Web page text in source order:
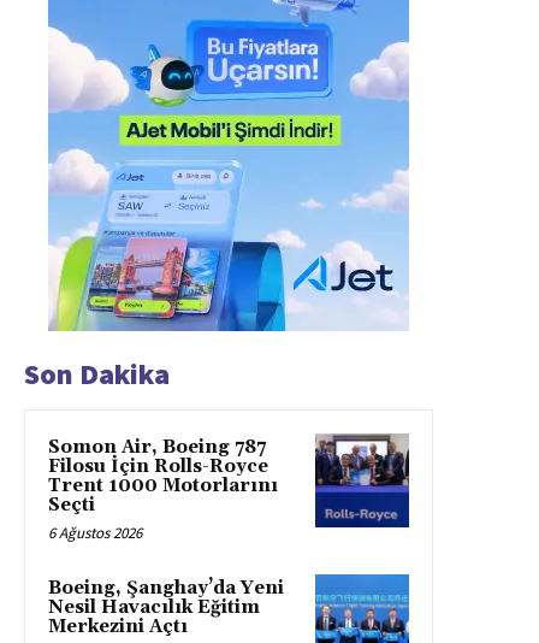
Son Dakika
Somon Air, Boeing 787
Filosu İçin Rolls-Royce
Trent 1000 Motorlarını
Seçti
6 Ağustos 2026
Boeing, Şanghay’da Yeni
Nesil Havacılık Eğitim
Merkezini Açtı